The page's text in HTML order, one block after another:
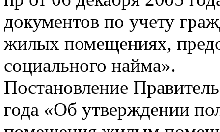
документов по учету
жилых помещениях,
социального найма».
Постановление
года «Об утверждении